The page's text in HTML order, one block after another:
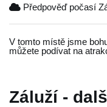
Předpověď počasí
V tomto místě jsme
můžete podívat na
Záluží -